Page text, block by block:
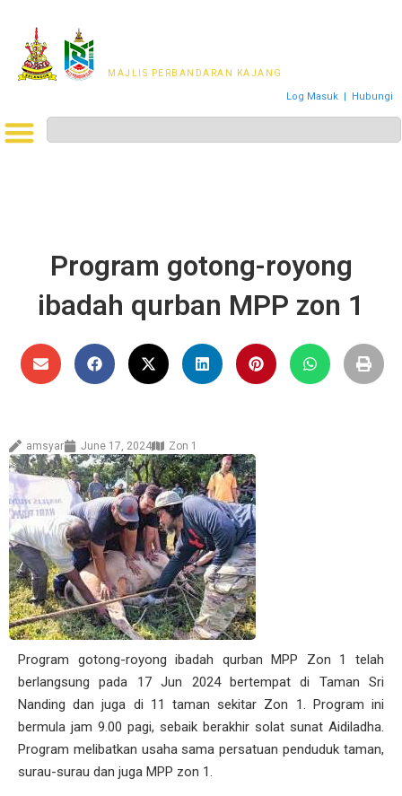
MAJLIS PERBANDARAN KAJANG
Log Masuk | Hubungi
Program gotong-royong
ibadah qurban MPP zon 1
amsyar June 17, 2024 Zon 1
Program gotong-royong ibadah qurban MPP Zon 1 telah
berlangsung pada 17 Jun 2024 bertempat di Taman Sri
Nanding dan juga di 11 taman sekitar Zon 1. Program ini
bermula jam 9.00 pagi, sebaik berakhir solat sunat Aidiladha.
Program melibatkan usaha sama persatuan penduduk taman,
surau-surau dan juga MPP zon 1.